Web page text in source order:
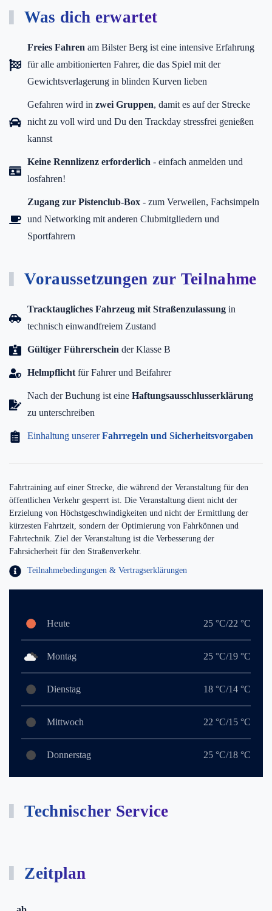
Was dich erwartet
Freies Fahren am Bilster Berg ist eine intensive Erfahrung
für alle ambitionierten Fahrer, die das Spiel mit der
Gewichtsverlagerung in blinden Kurven lieben
Gefahren wird in zwei Gruppen, damit es auf der Strecke
nicht zu voll wird und Du den Trackday stressfrei genießen
kannst
Keine Rennlizenz erforderlich - einfach anmelden und
losfahren!
Zugang zur Pistenclub-Box - zum Verweilen, Fachsimpeln
und Networking mit anderen Clubmitgliedern und
Sportfahrern
Voraussetzungen zur Teilnahme
Tracktaugliches Fahrzeug mit Straßenzulassung in
technisch einwandfreiem Zustand
Gültiger Führerschein der Klasse B
Helmpflicht für Fahrer und Beifahrer
Nach der Buchung ist eine Haftungsausschlusserklärung
zu unterschreiben
Einhaltung unsererFahrregeln und Sicherheitsvorgaben
Fahrtraining auf einer Strecke, die während der Veranstaltung für den
öffentlichen Verkehr gesperrt ist. Die Veranstaltung dient nicht der
Erzielung von Höchstgeschwindigkeiten und nicht der Ermittlung der
kürzesten Fahrtzeit, sondern der Optimierung von Fahrkönnen und
Fahrtechnik. Ziel der Veranstaltung ist die Verbesserung der
Fahrsicherheit für den Straßenverkehr.
Teilnahmebedingungen & Vertragserklärungen
Heute 25 °C/22 °C
Montag 25 °C/19 °C
Dienstag 18 °C/14 °C
Mittwoch 22 °C/15 °C
Donnerstag 25 °C/18 °C
Technischer Service
Zeitplan